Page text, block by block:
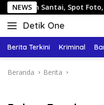
Langsung
ke
konten
NEWSSpot Foto, dan
Detik One
Tajam
Fakta
Berita Terkini Kriminal
Beranda Berita